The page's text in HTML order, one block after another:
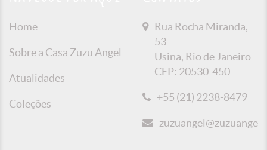
Home
Sobre a Casa Zuzu Angel
Atualidades
Coleções
Rua Rocha Miranda,
53
Usina, Rio de Janeiro
CEP: 20530-450
+55 (21) 2238-8479